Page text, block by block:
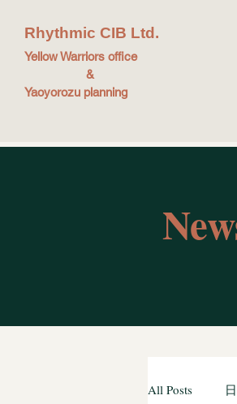
Rhythmic CIB Ltd.
Yellow Warriors office
&
Yaoyorozu planning
All Posts